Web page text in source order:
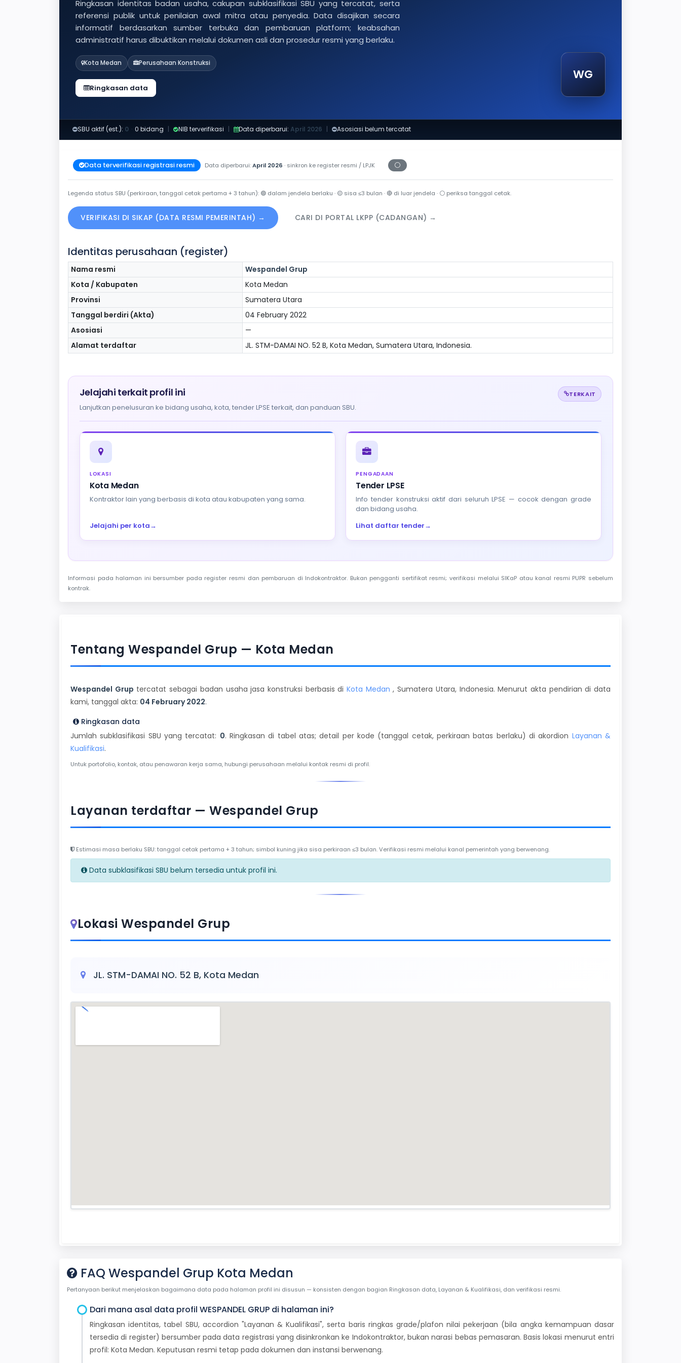
Ringkasan identitas badan usaha, cakupan subklasifikasi SBU yang tercatat, serta
referensi publik untuk penilaian awal mitra atau penyedia. Data disajikan secara
informatif berdasarkan sumber terbuka dan pembaruan platform; keabsahan
administratif harus dibuktikan melalui dokumen asli dan prosedur resmi yang berlaku.
Kota Medan Perusahaan Konstruksi
Ringkasan data
WG
SBU aktif (est.): 0 · 0 bidang | NIB terverifikasi | Data diperbarui:April 2026 | Asosiasi belum tercatat
Data terverifikasi registrasi resmi Data diperbarui:April 2026 · sinkron ke register resmi / LPJK ⚪
Periksa tanggal cetak
Legenda status SBU (perkiraan, tanggal cetak pertama + 3 tahun): 🟢 dalam jendela berlaku · 🟡 sisa ≤3 bulan ·🔴 di luar jendela · ⚪ periksa tanggal cetak.
VERIFIKASI DI SIKAP (DATA RESMI PEMERINTAH) → CARI DI PORTAL LKPP (CADANGAN) →
Identitas perusahaan (register)
Nama resmi
Wespandel Grup
Kota / Kabupaten
Kota Medan
Provinsi
Sumatera Utara
Tanggal berdiri (Akta)
04 February 2022
Asosiasi
—
Alamat terdaftar
JL. STM-DAMAI NO. 52 B, Kota Medan, Sumatera Utara, Indonesia.
Jelajahi terkait profil ini
Lanjutkan penelusuran ke bidang usaha, kota, tender LPSE terkait, dan panduan SBU.
TERKAIT
LOKASI
Kota Medan
Kontraktor lain yang berbasis di kota atau kabupaten yang sama.
Jelajahi per kota→
PENGADAAN
Tender LPSE
Info tender konstruksi aktif dari seluruh LPSE — cocok dengan grade
dan bidang usaha.
Lihat daftar tender→
Informasi pada halaman ini bersumber pada register resmi dan pembaruan di Indokontraktor. Bukan pengganti sertifikat resmi; verifikasi melalui SIKaP atau kanal resmi PUPR sebelum
kontrak.
Tentang Wespandel Grup — Kota Medan
Wespandel Grup tercatat sebagai badan usaha jasa konstruksi berbasis diKota Medan , Sumatera Utara, Indonesia. Menurut akta pendirian di data
kami, tanggal akta: 04 February 2022.
Ringkasan data
Jumlah subklasifikasi SBU yang tercatat: 0. Ringkasan di tabel atas; detail per kode (tanggal cetak, perkiraan batas berlaku) di akordion Layanan &
Kualifikasi.
Untuk portofolio, kontak, atau penawaran kerja sama, hubungi perusahaan melalui kontak resmi di profil.
Layanan terdaftar — Wespandel Grup
Estimasi masa berlaku SBU: tanggal cetak pertama + 3 tahun; simbol kuning jika sisa perkiraan ≤3 bulan. Verifikasi resmi melalui kanal pemerintah yang berwenang.
Data subklasifikasi SBU belum tersedia untuk profil ini.
Lokasi Wespandel Grup
JL. STM-DAMAI NO. 52 B, Kota Medan
FAQ Wespandel Grup Kota Medan
Pertanyaan berikut menjelaskan bagaimana data pada halaman profil ini disusun — konsisten dengan bagian Ringkasan data, Layanan & Kualifikasi, dan verifikasi resmi.
Dari mana asal data profil WESPANDEL GRUP di halaman ini?
Ringkasan identitas, tabel SBU, accordion "Layanan & Kualifikasi", serta baris ringkas grade/plafon nilai pekerjaan (bila angka kemampuan dasar
tersedia di register) bersumber pada data registrasi yang disinkronkan ke Indokontraktor, bukan narasi bebas pemasaran. Basis lokasi menurut entri
profil: Kota Medan. Keputusan resmi tetap pada dokumen dan instansi berwenang.